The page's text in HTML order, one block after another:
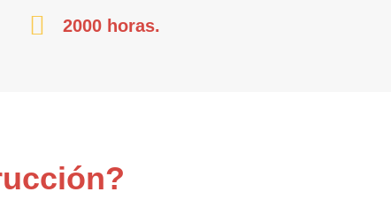
2000 horas.